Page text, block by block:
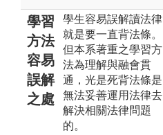
學習
方法
容易
誤解
之處
學生容易誤解讀法律
就是要一直背法條。
但本系著重之學習方
法為理解與融會貫
通，光是死背法條是
無法妥善運用法律去
解決相關法律問題
的。